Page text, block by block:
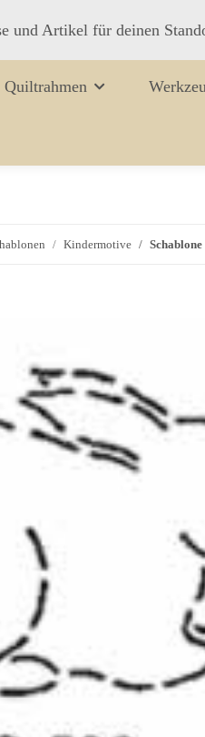
und Artikel für deinen
Quiltrahmen
Kindermotive Schablone